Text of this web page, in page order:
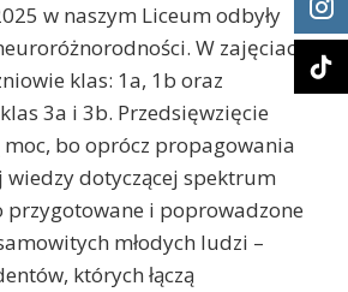
w naszym Liceum odbyły
W zajęciach
klas: 1a, 1b oraz
3a i 3b. Przedsięwzięcie
bo oprócz propagowania
wiedzy dotyczącej spektrum
przygotowane i poprowadzone
młodych ludzi –
których łączą